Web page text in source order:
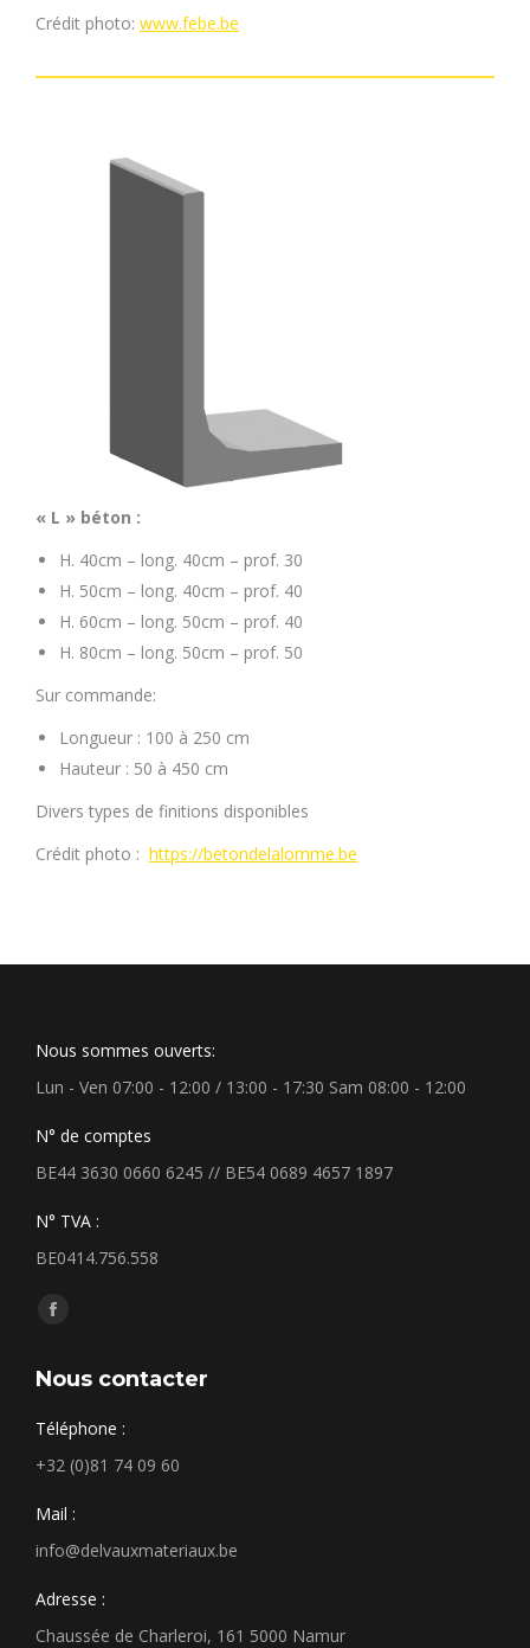
Crédit photo: www.febe.be
« L » béton :
H. 40cm – long. 40cm – prof. 30
H. 50cm – long. 40cm – prof. 40
H. 60cm – long. 50cm – prof. 40
H. 80cm – long. 50cm – prof. 50
Sur commande:
Longueur : 100 à 250 cm
Hauteur : 50 à 450 cm
Divers types de finitions disponibles
Crédit photo : https://betondelalomme.be
Nous sommes ouverts:
Lun - Ven 07:00 - 12:00 / 13:00 - 17:30 Sam 08:00 - 12:00
N° de comptes
BE44 3630 0660 6245 // BE54 0689 4657 1897
N° TVA :
BE0414.756.558
Trouvez nous sur :
Facebook
opens
new
window
Nous contacter
Téléphone :
+32 (0)81 74 09 60
Mail :
info@delvauxmateriaux.be
Adresse :
Chaussée de Charleroi, 161 5000 Namur